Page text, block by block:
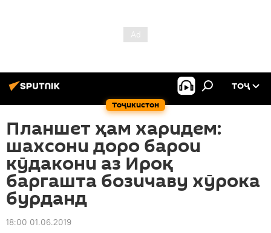
Тоҷикистон
ТОҶ
Планшет ҳам харидем:
шахсони доро барои
кӯдакони аз Ироқ
баргашта бозичаву хӯрока
бурданд
18:00 01.06.2019